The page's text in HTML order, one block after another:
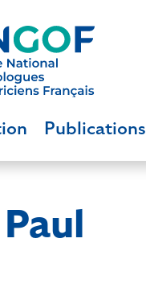
Publications